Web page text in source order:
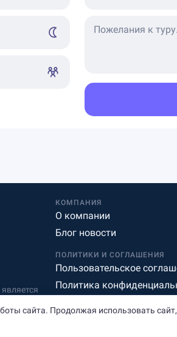
КОМПАНИЯ
О компании
Блог новости
ПОЛИТИКИ И СОГЛАШЕНИЯ
Пользовательское
Политика
сайта. Продолжая использовать